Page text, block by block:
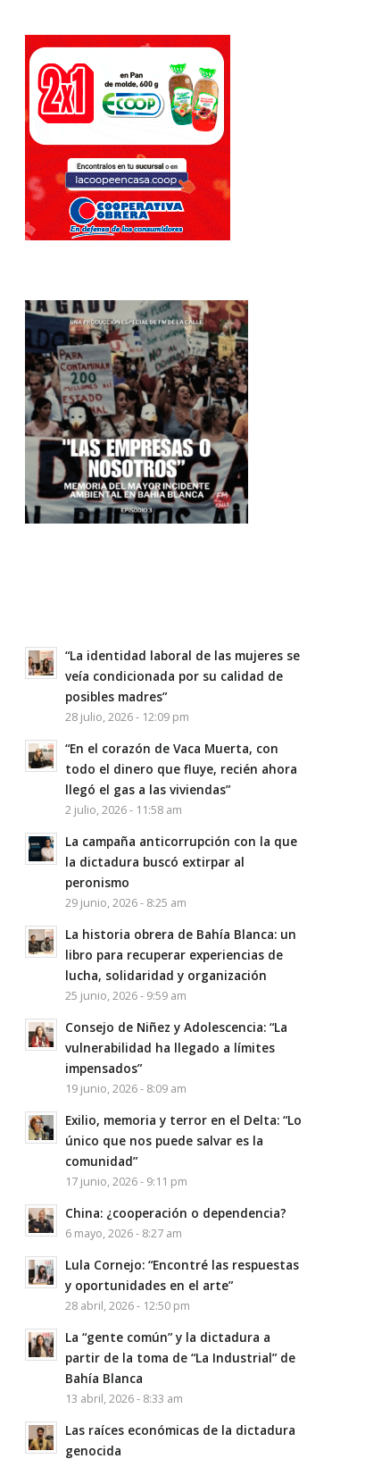
“La identidad laboral de las mujeres se
veía condicionada por su calidad de
posibles madres”
28 julio, 2026 - 12:09 pm
“En el corazón de Vaca Muerta, con
todo el dinero que fluye, recién ahora
llegó el gas a las viviendas”
2 julio, 2026 - 11:58 am
La campaña anticorrupción con la que
la dictadura buscó extirpar al
peronismo
29 junio, 2026 - 8:25 am
La historia obrera de Bahía Blanca: un
libro para recuperar experiencias de
lucha, solidaridad y organización
25 junio, 2026 - 9:59 am
Consejo de Niñez y Adolescencia: “La
vulnerabilidad ha llegado a límites
impensados”
19 junio, 2026 - 8:09 am
Exilio, memoria y terror en el Delta: “Lo
único que nos puede salvar es la
comunidad”
17 junio, 2026 - 9:11 pm
China: ¿cooperación o dependencia?
6 mayo, 2026 - 8:27 am
Lula Cornejo: “Encontré las respuestas
y oportunidades en el arte”
28 abril, 2026 - 12:50 pm
La “gente común” y la dictadura a
partir de la toma de “La Industrial” de
Bahía Blanca
13 abril, 2026 - 8:33 am
Las raíces económicas de la dictadura
genocida